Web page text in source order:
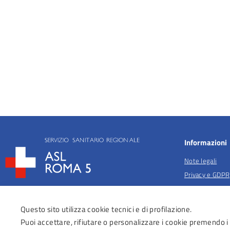
Informazioni
Note legali
Privacy e GDPR
Privacy per
Anticorruzione
Obiettivi di
Questo sito utilizza cookie tecnici e di profilazione.
Puoi accettare, rifiutare o personalizzare i cookie premendo